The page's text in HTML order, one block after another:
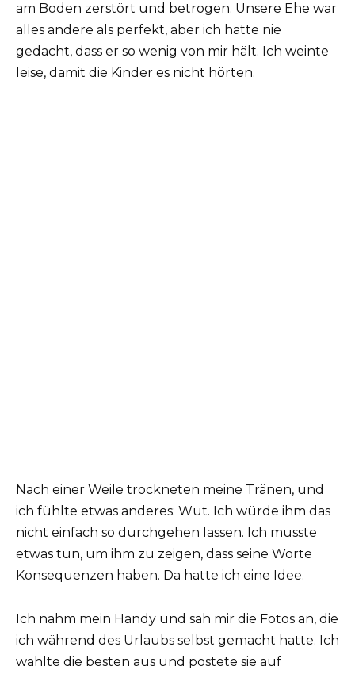
am Boden zerstört und betrogen. Unsere Ehe war
alles andere als perfekt, aber ich hätte nie
gedacht, dass er so wenig von mir hält. Ich weinte
leise, damit die Kinder es nicht hörten.
Nach einer Weile trockneten meine Tränen, und
ich fühlte etwas anderes: Wut. Ich würde ihm das
nicht einfach so durchgehen lassen. Ich musste
etwas tun, um ihm zu zeigen, dass seine Worte
Konsequenzen haben. Da hatte ich eine Idee.
Ich nahm mein Handy und sah mir die Fotos an, die
ich während des Urlaubs selbst gemacht hatte. Ich
wählte die besten aus und postete sie auf